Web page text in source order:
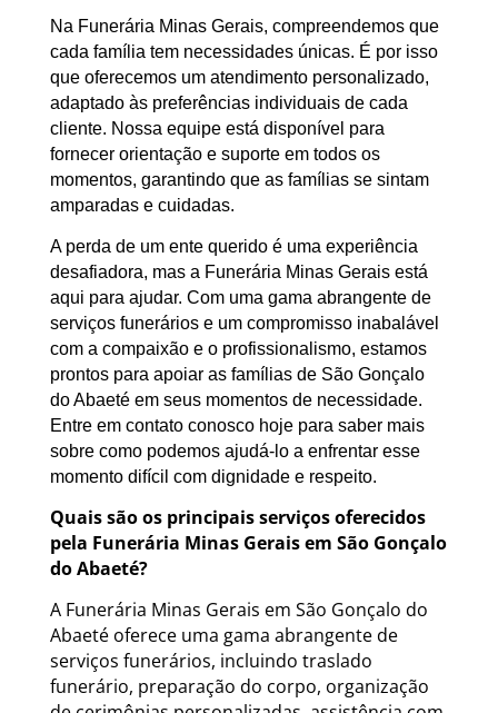
Na Funerária Minas Gerais, compreendemos que
cada família tem necessidades únicas. É por isso
que oferecemos um atendimento personalizado,
adaptado às preferências individuais de cada
cliente. Nossa equipe está disponível para
fornecer orientação e suporte em todos os
momentos, garantindo que as famílias se sintam
amparadas e cuidadas.
A perda de um ente querido é uma experiência
desafiadora, mas a Funerária Minas Gerais está
aqui para ajudar. Com uma gama abrangente de
serviços funerários e um compromisso inabalável
com a compaixão e o profissionalismo, estamos
prontos para apoiar as famílias de São Gonçalo
do Abaeté em seus momentos de necessidade.
Entre em contato conosco hoje para saber mais
sobre como podemos ajudá-lo a enfrentar esse
momento difícil com dignidade e respeito.
Quais são os principais serviços oferecidos
pela Funerária Minas Gerais em São Gonçalo
do Abaeté?
A Funerária Minas Gerais em São Gonçalo do
Abaeté oferece uma gama abrangente de
serviços funerários, incluindo traslado
funerário, preparação do corpo, organização